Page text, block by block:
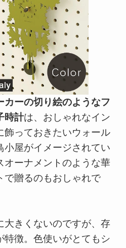
カーの切り絵のようなフ
時計は、おしゃれなイン
飾っておきたいウォール
小屋がイメージされてい
オーナメントのような華
で贈るのもおしゃれで
大きくないのですが、存
特徴。色使いがとてもシ